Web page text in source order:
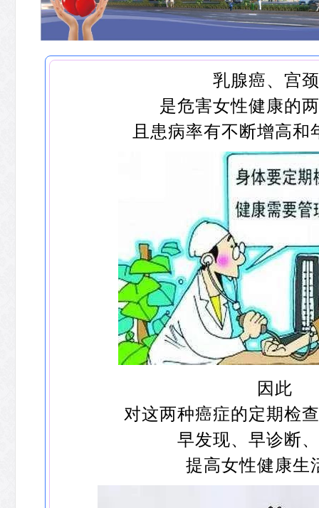
乳腺癌、宫
是危害女性健康的
且患病率有不断增高和
因此
对这两种癌症的定期检
早发现、早诊断
提高女性健康生